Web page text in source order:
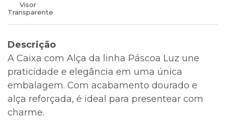
Visor
Transparente
Descrição
A Caixa com Alça da linha Páscoa Luz une
praticidade e elegância em uma única
embalagem. Com acabamento dourado e
alça reforçada, é ideal para presentear com
charme.